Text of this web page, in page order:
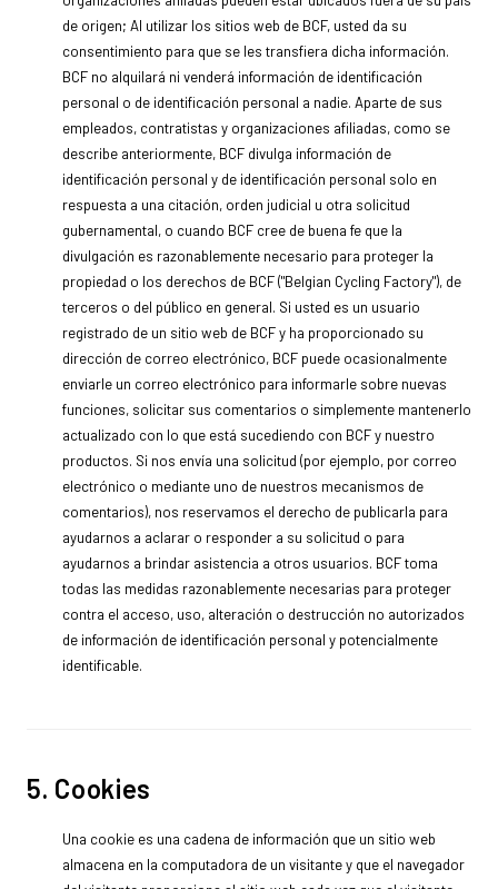
de origen; Al utilizar los sitios web de BCF, usted da su
consentimiento para que se les transfiera dicha información.
BCF no alquilará ni venderá información de identificación
personal o de identificación personal a nadie. Aparte de sus
empleados, contratistas y organizaciones afiliadas, como se
describe anteriormente, BCF divulga información de
identificación personal y de identificación personal solo en
respuesta a una citación, orden judicial u otra solicitud
gubernamental, o cuando BCF cree de buena fe que la
divulgación es razonablemente necesario para proteger la
propiedad o los derechos de BCF ("Belgian Cycling Factory"), de
terceros o del público en general. Si usted es un usuario
registrado de un sitio web de BCF y ha proporcionado su
dirección de correo electrónico, BCF puede ocasionalmente
enviarle un correo electrónico para informarle sobre nuevas
funciones, solicitar sus comentarios o simplemente mantenerlo
actualizado con lo que está sucediendo con BCF y nuestro
productos. Si nos envía una solicitud (por ejemplo, por correo
electrónico o mediante uno de nuestros mecanismos de
comentarios), nos reservamos el derecho de publicarla para
ayudarnos a aclarar o responder a su solicitud o para
ayudarnos a brindar asistencia a otros usuarios. BCF toma
todas las medidas razonablemente necesarias para proteger
contra el acceso, uso, alteración o destrucción no autorizados
de información de identificación personal y potencialmente
identificable.
5. Cookies
Una cookie es una cadena de información que un sitio web
almacena en la computadora de un visitante y que el navegador